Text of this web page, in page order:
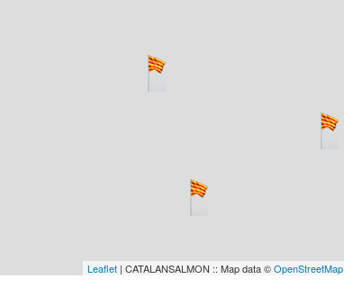
Leaflet | CATALANSALMON :: Map data ©OpenStreetMap